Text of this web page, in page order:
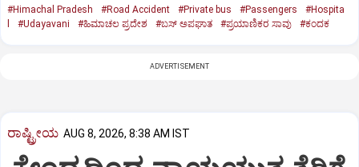
#Himachal Pradesh #Road Accident #Private bus #Passengers
#Hospita
#Udayavani #ಹಿಮಾಚಲ ಪ್ರದೇಶ #ಬಸ್‌ ಅಪಘಾತ #ಪ್ರಯಾಣಿಕರ ಸಾವು #ಕಂದಕ
ADVERTISEMENT
ರಾಷ್ಟ್ರೀಯ AUG 8, 2026, 8:38 AM IST